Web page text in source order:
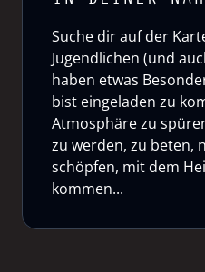
Suche dir auf der
Jugendlichen (und
haben etwas
bist eingeladen zu
Atmosphäre zu
zu werden, zu beten,
schöpfen, mit dem
kommen...